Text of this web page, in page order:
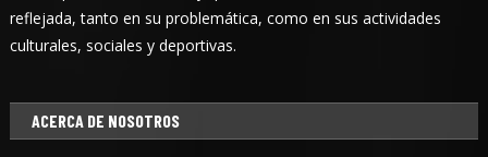
reflejada, tanto en su problemática, como en sus actividades
culturales, sociales y deportivas.
ACERCA DE NOSOTROS